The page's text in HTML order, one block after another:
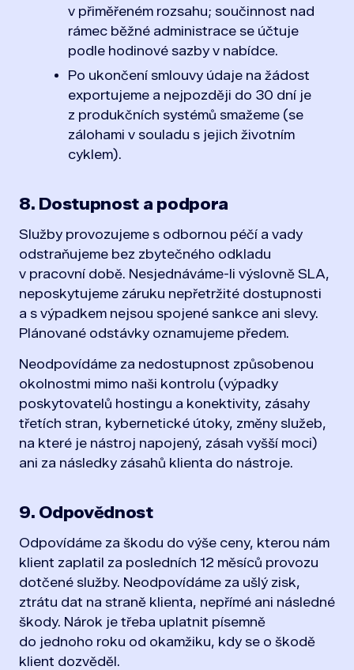
v přiměřeném rozsahu; součinnost nad
rámec běžné administrace se účtuje
podle hodinové sazby v nabídce.
Po ukončení smlouvy údaje na žádost
exportujeme a nejpozději do 30 dní je
z produkčních systémů smažeme (se
zálohami v souladu s jejich životním
cyklem).
8. Dostupnost a podpora
Služby provozujeme s odbornou péčí a vady
odstraňujeme bez zbytečného odkladu
v pracovní době. Nesjednáváme-li výslovně SLA,
neposkytujeme záruku nepřetržité dostupnosti
a s výpadkem nejsou spojené sankce ani slevy.
Plánované odstávky oznamujeme předem.
Neodpovídáme za nedostupnost způsobenou
okolnostmi mimo naši kontrolu (výpadky
poskytovatelů hostingu a konektivity, zásahy
třetích stran, kybernetické útoky, změny služeb,
na které je nástroj napojený, zásah vyšší moci)
ani za následky zásahů klienta do nástroje.
9. Odpovědnost
Odpovídáme za škodu do výše ceny, kterou nám
klient zaplatil za posledních 12 měsíců provozu
dotčené služby. Neodpovídáme za ušlý zisk,
ztrátu dat na straně klienta, nepřímé ani následné
škody. Nárok je třeba uplatnit písemně
do jednoho roku od okamžiku, kdy se o škodě
klient dozvěděl.